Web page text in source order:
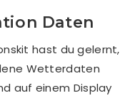
Daten
hast du gelernt,
Wetterdaten
auf einem Display